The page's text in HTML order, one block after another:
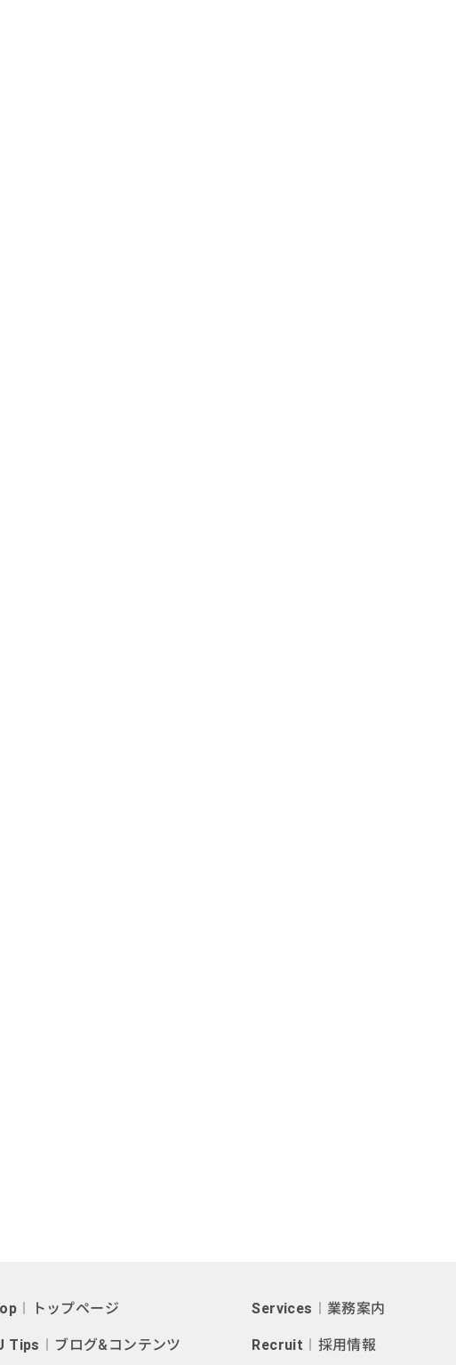
︱トップページ Services ︱業務案内
Tips ︱ブログ&コンテンツ Recruit ︱採用情報